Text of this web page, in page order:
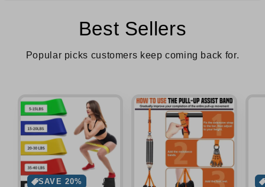
Best Sellers
Popular picks customers keep coming back for.
SAVE 20%